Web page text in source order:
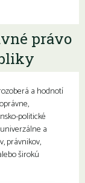
právo
a hodnotí
politické
a
právnikov,
širokú